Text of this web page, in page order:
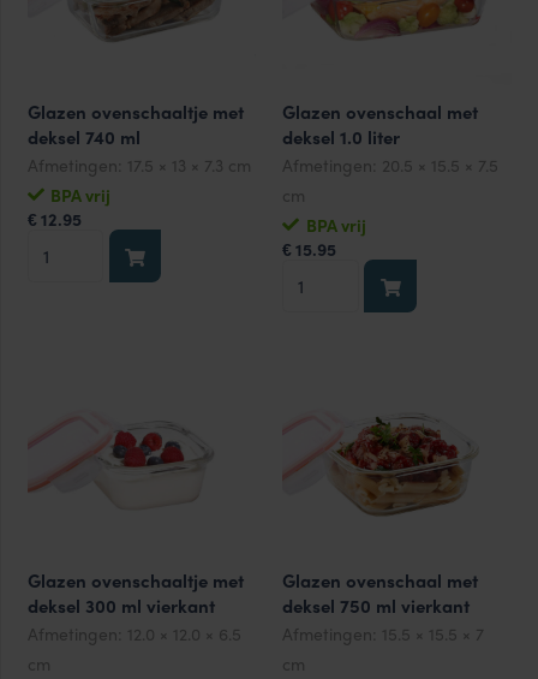
aantal
Glazen ovenschaaltje met
deksel 740 ml
Afmetingen:
17.5 × 13 × 7.3 cm
BPA vrij
€ 12.95
ovenschaaltje
aantal
Glazen ovenschaal met
deksel 1.0 liter
Afmetingen: 20.5 × 15.5 × 7.5
cm
BPA vrij
€ 15.95
aantal
Glazen ovenschaaltje met
deksel 300 ml vierkant
Afmetingen:
12.0 × 12.0 × 6.5
cm
Glazen ovenschaal met
deksel 750 ml vierkant
Afmetingen:
15.5 × 15.5 × 7
cm